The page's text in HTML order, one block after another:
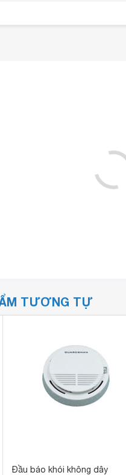
TƯƠNG TỰ
Đầu báo khói không dây